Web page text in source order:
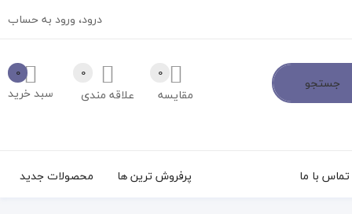
درود، ورود به حساب
جستجو
0
سبد خرید علاقه مندی
0
مقایسه
0
تماس با ما محصولات جدید پرفروش ترین ها